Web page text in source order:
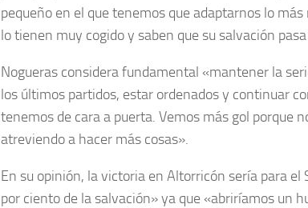
pequeño en el que tenemos que adaptarnos lo más
lo tienen muy cogido y saben que su salvación
Nogueras considera fundamental «mantener la
los últimos partidos, estar ordenados y continuar
tenemos de cara a puerta. Vemos más gol porque
atreviendo a hacer más cosas».
En su opinión, la victoria en Altorricón sería para el
por ciento de la salvación» ya que «abriríamos un